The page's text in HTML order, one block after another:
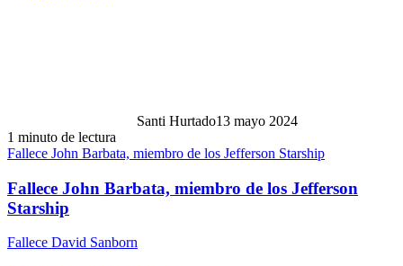
Santi Hurtado13 mayo 2024
1 minuto de lectura
Fallece John Barbata, miembro de los Jefferson Starship
Fallece John Barbata, miembro de los Jefferson
Starship
Fallece David Sanborn